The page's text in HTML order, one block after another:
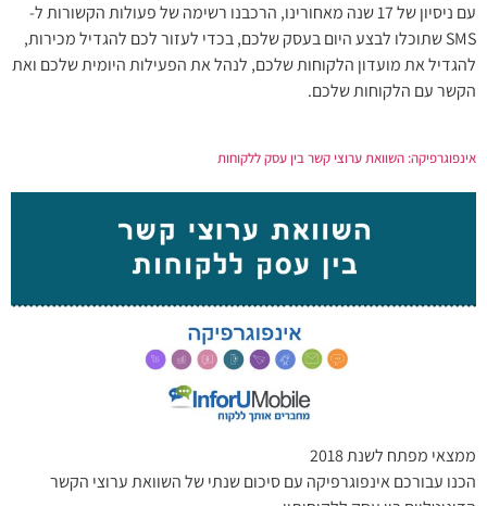
עם ניסיון של 17 שנה מאחורינו, הרכבנו רשימה של פעולות הקשורות ל-
SMS שתוכלו לבצע היום בעסק שלכם, בכדי לעזור לכם להגדיל מכירות,
להגדיל את מועדון הלקוחות שלכם, לנהל את הפעילות היומית שלכם ואת
הקשר עם הלקוחות שלכם.
אינפוגרפיקה: השוואת ערוצי קשר בין עסק ללקוחות
ממצאי מפתח לשנת 2018
הכנו עבורכם אינפוגרפיקה עם סיכום שנתי של השוואת ערוצי הקשר